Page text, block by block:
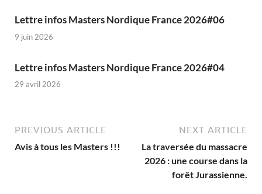
Lettre infos Masters Nordique France 2026#06
9 juin 2026
Lettre infos Masters Nordique France 2026#04
29 avril 2026
PREVIOUS ARTICLE
Avis à tous les Masters !!!
NEXT ARTICLE
La traversée du massacre
2026 : une course dans la
forêt Jurassienne.